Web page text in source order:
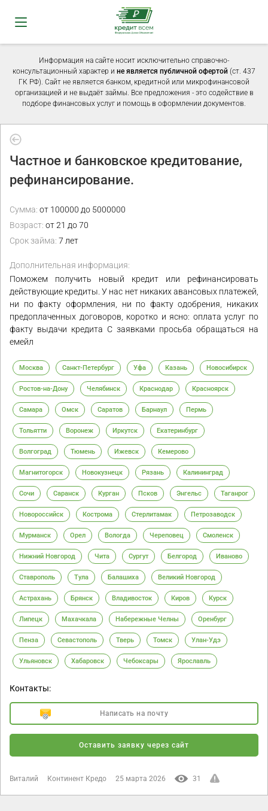
Информация на сайте носит исключительно справочно-
консультационный характер и не является публичной офертой (ст. 437
ГК РФ). Сайт не является банком, кредитной или микрофинансовой
организацией и не выдаёт займы. Все предложения - это содействие в
подборе финансовых услуг и помощь в оформлении документов.
Частное и банковское кредитование,
рефинансирование.
Сумма: от 100000 до 5000000
Возраст: от 21 до 70
Срок займа: 7 лет
Дополнительная информация:
Поможем получить новый кредит или рефинансировать
действующие кредиты. У нас нет никаких авансовых платежей,
ни по факту оформления, ни по факту одобрения, никаких
предоплаченных договоров, коротко и ясно: оплата услуг по
факту выдачи кредита С заявками просьба обращаться на
емейл
Москва Санкт-Петербург Уфа Казань Новосибирск
Ростов-на-Дону Челябинск Краснодар Красноярск
Самара Омск Саратов Барнаул Пермь
Тольятти Воронеж Иркутск Екатеринбург
Волгоград Тюмень Ижевск Кемерово
Магнитогорск Новокузнецк Рязань Калининград
Сочи Саранск Курган Псков Энгельс Таганрог
Новороссийск Кострома Стерлитамак Петрозаводск
Мурманск Орел Вологда Череповец Смоленск
Нижний Новгород Чита Сургут Белгород Иваново
Ставрополь Тула Балашиха Великий Новгород
Астрахань Брянск Владивосток Киров Курск
Липецк Махачкала Набережные Челны Оренбург
Пенза Севастополь Тверь Томск Улан-Удэ
Ульяновск Хабаровск Чебоксары Ярославль
Контакты:
Написать на почту
Оставить заявку через сайт
Виталий Континент Кредо 25 марта 2026 31